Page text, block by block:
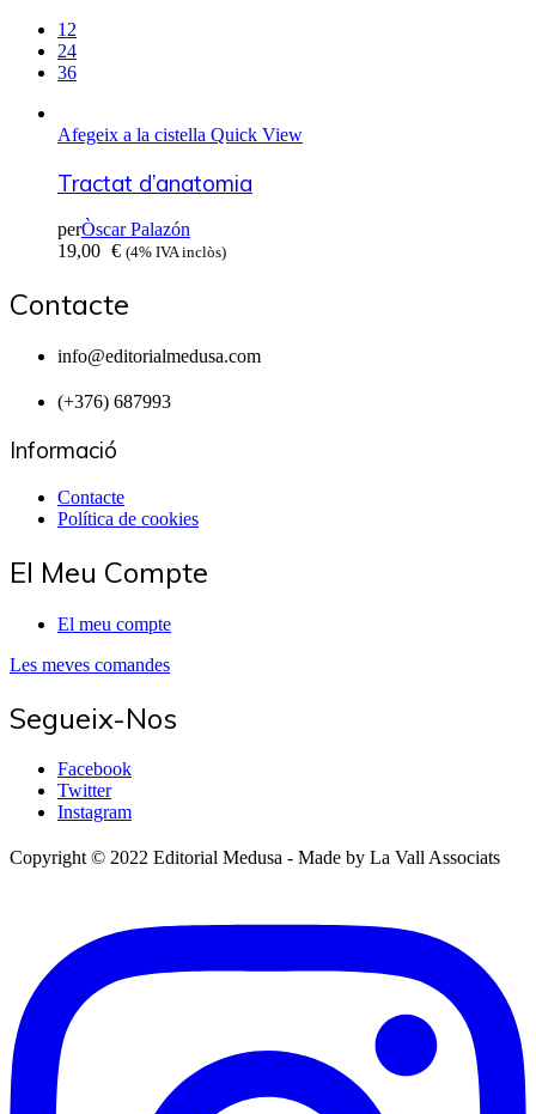
12
24
36
Afegeix a la cistella Quick View
Tractat d’anatomia
perÒscar Palazón
19,00 € (4% IVA inclòs)
Contacte
info@editorialmedusa.com
(+376) 687993
Informació
Contacte
Política de cookies
El Meu Compte
El meu compte
Les meves comandes
Segueix-Nos
Facebook
Twitter
Instagram
Copyright © 2022 Editorial Medusa - Made by La Vall Associats